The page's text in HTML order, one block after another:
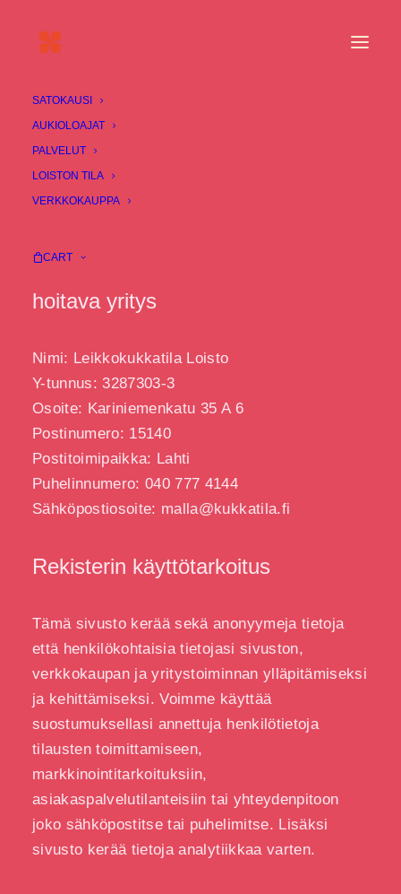
SATOKAUSI
AUKIOLOAJAT
PALVELUT
LOISTON TILA
VERKKOKAUPPA
CART
hoitava yritys
Nimi: Leikkokukkatila Loisto
Y-tunnus: 3287303-3
Osoite: Kariniemenkatu 35 A 6
Postinumero: 15140
Postitoimipaikka: Lahti
Puhelinnumero: 040 777 4144
Sähköpostiosoite: malla@kukkatila.fi
Rekisterin käyttötarkoitus
Tämä sivusto kerää sekä anonyymeja tietoja
että henkilökohtaisia tietojasi sivuston,
verkkokaupan ja yritystoiminnan ylläpitämiseksi
ja kehittämiseksi. Voimme käyttää
suostumuksellasi annettuja henkilötietoja
tilausten toimittamiseen,
markkinointitarkoituksiin,
asiakaspalvelutilanteisiin tai yhteydenpitoon
joko sähköpostitse tai puhelimitse. Lisäksi
sivusto kerää tietoja analytiikkaa varten.